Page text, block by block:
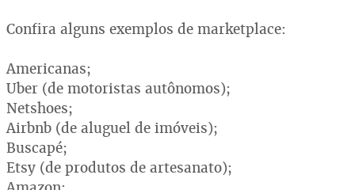
Confira alguns exemplos de marketplace:
Americanas;
Uber (de motoristas autônomos);
Netshoes;
Airbnb (de aluguel de imóveis);
Buscapé;
Etsy (de produtos de artesanato);